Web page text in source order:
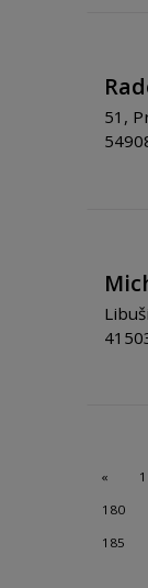
51,
« 1
180
185